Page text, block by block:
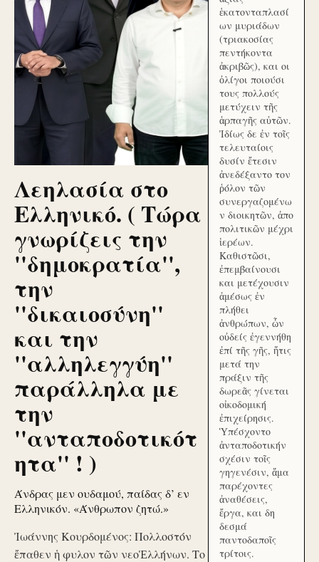
Λεηλασία στο
Ελληνικό. ( Τώρα
γνωρίζεις την
''δημοκρατία'',
την
''δικαιοσύνη''
και την
''αλληλεγγύη''
παράλληλα με
την
''ανταποδοτικότ
ητα'' ! )
Άνδρας μεν ουδαμού, παίδας δ’ εν
Ελληνικόν. «Άνθρωπον ζητώ.»
Ἰωάννης Κουρδομένος: Πολλοστόν
ἔπαθεν ἡ φυλον τῶν νεοἙλλήνων. Το
ἑκατονταπλασί
ων μυριάδων
(τριακοσίας
πεντήκοντα
ἀκριβῶς), και οι
ὀλίγοι ποιούσι
τους πολλούς
μετύχειν τῆς
ἁρπαγῆς αὐτῶν.
Ἰδίως δε ἐν τοῖς
τελευταίοις
δυσίν ἔτεσιν
ἀνεδέξαντο τον
ῥόλον τῶν
συνεργαζομένω
ν διοικητῶν, ἀπο
πολιτικῶν μέχρι
ἱερέων.
Καθιστῶσι,
ἐπεμβαίνουσι
και μετέχουσιν
ἀμέσως ἐν
πλήθει
ἀνθρώπων, ὧν
οὐδείς ἐγεννήθη
ἐπί τῆς γῆς, ἥτις
μετά την
πράξιν τῆς
δωρεᾶς γίνεται
οἰκοδομική
ἐπιχείρησις.
Ὑπέσχοντο
ἀνταποδοτικήν
σχέσιν τοῖς
γηγενέσιν, ἅμα
παρέχοντες
ἀναθέσεις,
ἔργα, και δη
δεσμά
παντοδαποῖς
τρίτοις.